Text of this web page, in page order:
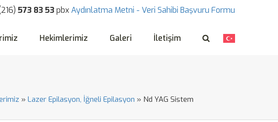
573 83 53pbxAydınlatma Metni - Veri Sahibi Başvuru Formu
Hekimlerimiz Galeri İletişim
» Lazer Epilasyon, İğneli Epilasyon » Nd YAG Sistem